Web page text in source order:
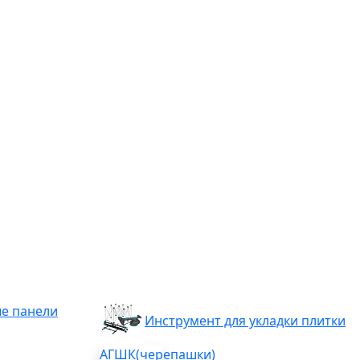
панели
Инструмент для укладки плитки
АГШК(черепашки)